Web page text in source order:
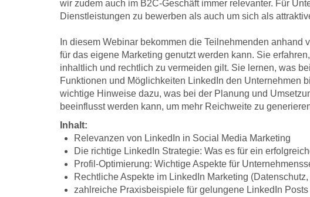
wir zudem auch im B2C-Geschäft immer relevanter. Für
Dienstleistungen zu bewerben als auch um sich als
In diesem Webinar bekommen die Teilnehmenden
für das eigene Marketing genutzt werden kann. Sie
inhaltlich und rechtlich zu vermeiden gilt. Sie lernen, was
Funktionen und Möglichkeiten LinkedIn den Unternehmen
wichtige Hinweise dazu, was bei der Planung und
beeinflusst werden kann, um mehr Reichweite zu
Inhalt:
Relevanzen von LinkedIn in Social Media Marketing
Die richtige LinkedIn Strategie: Was es für ein
Profil-Optimierung: Wichtige Aspekte für
Rechtliche Aspekte im LinkedIn Marketing
zahlreiche Praxisbeispiele für gelungene LinkedIn